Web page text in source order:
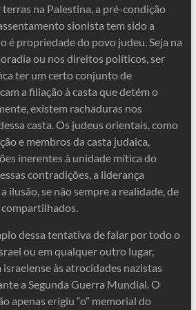
na Palestina, a pré-condição
sionista tem sido a
é propriedade do povo judeu. Seja na
ou nos direitos políticos, ser
ter um certo conjunto de
a filiação à casta que detém o
existem rachaduras nos
casta. Os judeus orientais, como
e membros da casta judaica,
inerentes à unidade mítica do
contradições, a liderança
ilusão, se não sempre a realidade, de
dessa tentativa de falar por todo o
ou em qualquer outro lugar,
às atrocidades nazistas
a Segunda Guerra Mundial. O
apenas erigiu “o” memorial do